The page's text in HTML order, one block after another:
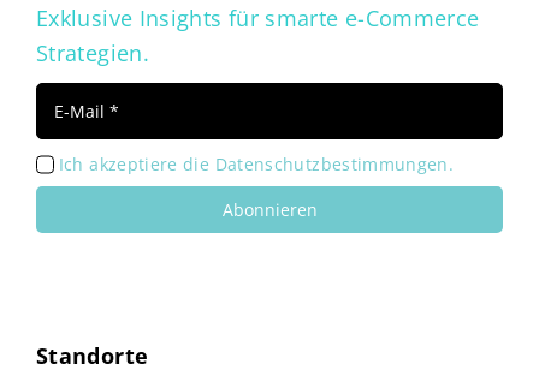
Exklusive Insights für smarte e-Commerce
Strategien.
Ich akzeptiere die Datenschutzbestimmungen.
Abonnieren
Standorte